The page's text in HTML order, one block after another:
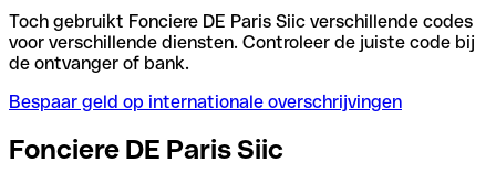
Toch gebruikt Fonciere DE Paris Siic verschillende codes
voor verschillende diensten. Controleer de juiste code bij
de ontvanger of bank.
Bespaar geld op internationale overschrijvingen
Fonciere DE Paris Siic